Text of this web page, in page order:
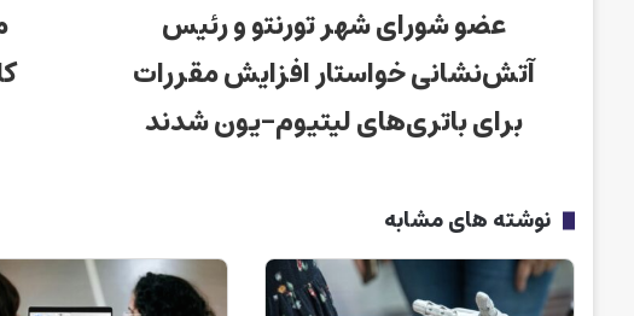
عضو شورای شهر تورنتو و رئیس
آتش‌نشانی خواستار افزایش مقررات
برای باتری‌های لیتیوم-یون شدند
نوشته های مشابه